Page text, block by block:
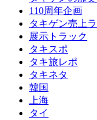
110周年企画
タキゲン売上
展示トラック
タキスポ
タキ旅レポ
タキネタ
韓国
上海
タイ